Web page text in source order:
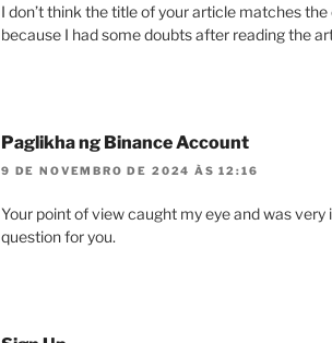
I don’t think the title of your article matches
because I had some doubts after reading the
Paglikha ng Binance Account
9 DE NOVEMBRO DE 2024 ÀS 12:16
Your point of view caught my eye and was very
question for you.